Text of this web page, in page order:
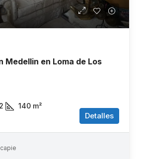
Medellin en Loma de Los
2 140 m²
Detalles